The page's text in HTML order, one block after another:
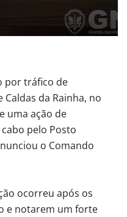
por tráfico de
da Rainha, no
uma ação de
pelo Posto
o Comando
ocorreu após os
e notarem um forte